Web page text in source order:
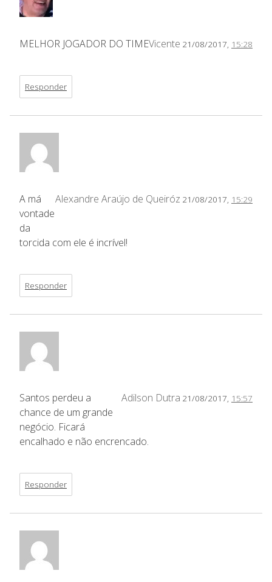
Vicente 21/08/2017, 15:28
MELHOR JOGADOR DO TIME
Responder
Alexandre Araújo de Queiróz 21/08/2017, 15:29
A má
vontade
da
torcida com ele é incrível!
Responder
Adilson Dutra 21/08/2017, 15:57
Santos perdeu a
chance de um grande
negócio. Ficará
encalhado e não encrencado.
Responder